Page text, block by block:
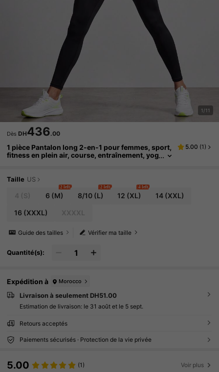
1/11
Dès DH436.00
1 pièce Pantalon long 2-en-1 pour femmes, sport,
fitness en plein air, course, entraînement, yog
ntraînement
5.00 (1 )
Taille US
6 (M)
2 left
8/10(L)
2 left
12 (XL)
4 left
14 (XXL)
16 (XXXL)
Vérifier ma taille
Guide des tailles
Quantité(s):
Expédition à Morocco
Livraison à seulement DH51.00
Estimation de livraison: le 31 août et le 5 sept.
Retours acceptés
Paiements sécurisés · Protection de la vie privée
5.00 (1) Voir plus